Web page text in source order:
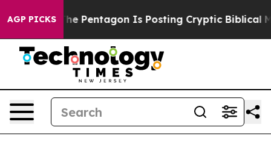
AGP PICKS
US? The Pentagon Is Posting Cryptic Biblical